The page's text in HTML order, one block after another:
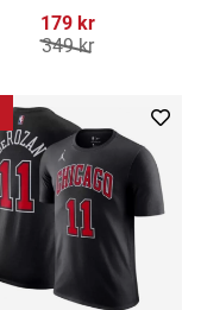
179 kr
349 kr